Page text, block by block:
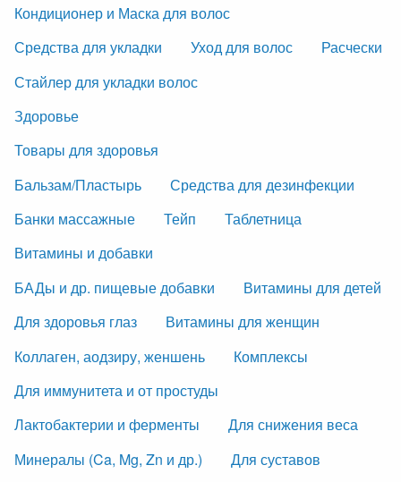
Кондиционер и Маска для волос
Средства для укладки
Уход для волос
Расчески
Стайлер для укладки волос
Здоровье
Товары для здоровья
Бальзам/Пластырь
Средства для дезинфекции
Банки массажные
Тейп
Таблетница
Витамины и добавки
БАДы и др. пищевые добавки
Витамины для детей
Для здоровья глаз
Витамины для женщин
Коллаген, аодзиру, женшень
Комплексы
Для иммунитета и от простуды
Лактобактерии и ферменты
Для снижения веса
Минералы (Ca, Mg, Zn и др.)
Для суставов